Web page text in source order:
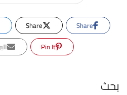
Share
Share
Pin It
بحث